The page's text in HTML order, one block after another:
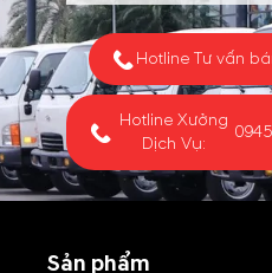
Hotline Tư vấn
Hotline Xưởng
Dịch Vụ:
Sản phẩm